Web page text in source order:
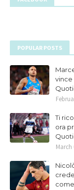
POPULAR POSTS
vince
Ti
ora
March